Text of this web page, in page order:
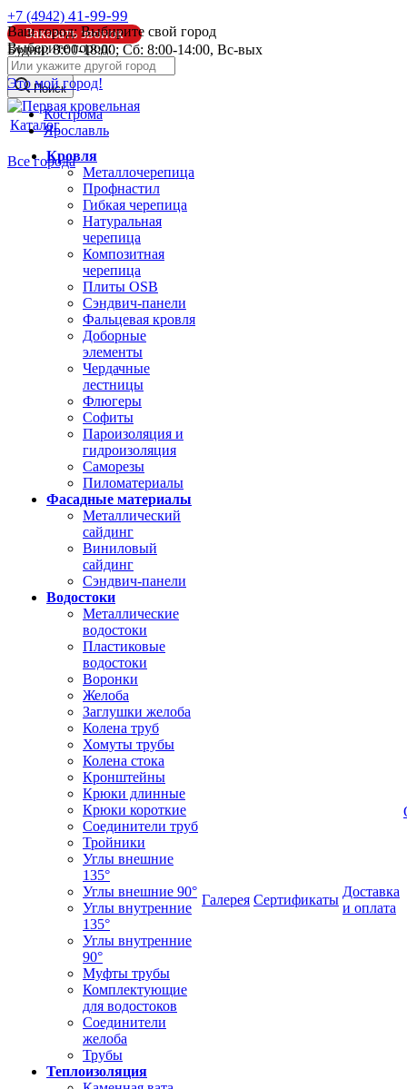
Ваш город: Выбирите свой город
Выберите город:
Это мой город!
Кострома
Ярославль
Все города
+7 (4942) 41-99-99
Заказать звонок
Будни: 8:00-18:00; Сб: 8:00-14:00, Вс-вых
info@pk44.ru
Поиск
Каталог
Кровля
Металлочерепица
Профнастил
Гибкая черепица
Натуральная
черепица
Композитная
черепица
Плиты OSB
Сэндвич-панели
Фальцевая кровля
Доборные
элементы
Чердачные
лестницы
Флюгеры
Софиты
Пароизоляция и
гидроизоляция
Саморезы
Пиломатериалы
Фасадные материалы
Металлический
сайдинг
Виниловый
сайдинг
Сэндвич-панели
Водостоки
Металлические
водостоки
Пластиковые
водостоки
Воронки
Желоба
Заглушки желоба
Колена труб
Хомуты трубы
Колена стока
Кронштейны
Крюки длинные
Крюки короткие
Соединители труб
Тройники
Углы внешние
135°
Углы внешние 90°
Углы внутренние
135°
Углы внутренние
90°
Муфты трубы
Комплектующие
для водостоков
Соединители
желоба
Трубы
Теплоизоляция
Галерея Сертификаты
Доставка
и оплата